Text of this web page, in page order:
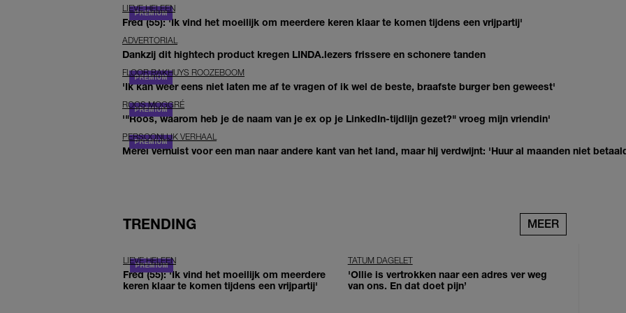
LIEVE HELEEN
Fred (55): 'Ik vind het moeilijk om meerdere keren klaar te komen tijdens een vrijpartij'
ADVERTORIAL
Dankzij dit hightech product kregen LINDA.lezers frissere en schonere tanden
FLOOR BAKHUYS ROOZEBOOM
'Ik kan weer eens niet laten me af te vragen of ik wel de beste, braafste burger ben geweest'
ROOS MOGGRÉ
'"Roos, waarom heb je de naam van je ex op je LinkedIn-tijdlijn gezet?" vroeg mijn vriendin'
PERSOONLIJK VERHAAL
Merel verhuist voor een man naar andere kant van het land, maar hij verdwijnt: 'Huur al maanden niet
TRENDING MEER
LIEVE HELEEN
Fred (55): 'Ik vind het moeilijk om meerdere
keren klaar te komen tijdens een vrijpartij'
TATUM DAGELET
'Ollie is vertrokken naar een adres ver weg
van ons. En dat doet pijn’